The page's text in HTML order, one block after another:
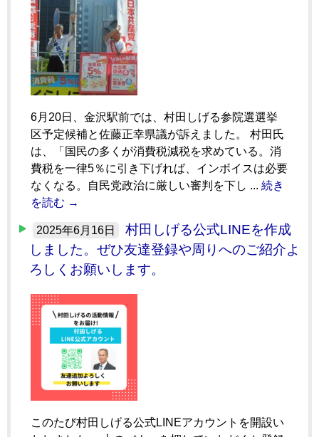
6月20日、金沢駅前では、村田しげる参院選選挙
区予定候補と佐藤正幸県議が訴えました。 村田氏
は、「国民の多くが消費税減税を求めている。消
費税を一律5％に引き下げれば、インボイスは必要
なくなる。自民党政治に厳しい審判を下し ... 続き
を読む →
2025年6月16日
村田しげる公式LINEを作成
しました。ぜひ友達登録や周りへのご紹介よ
ろしくお願いします。
このたび村田しげる公式LINEアカウントを開設い